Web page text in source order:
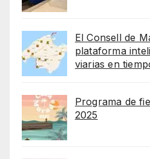
El Consell de
plataforma
viarias en
Programa de
2025